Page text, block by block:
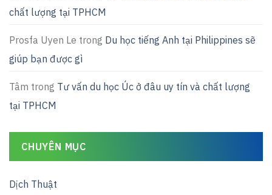
chất lượng tại TPHCM
Prosfa Uyen Le trong Du học tiếng Anh tại Philippines sẽ
giúp bạn được gì
Tâm trong Tư vấn du học Úc ở đâu uy tín và chất lượng
tại TPHCM
CHUYÊN MỤC
Dịch Thuật